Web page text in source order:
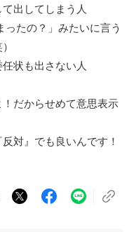
出してしまう人
たの？」みたいに言う
状も出さない人
だからせめて意思表示
対』でも良いんです！